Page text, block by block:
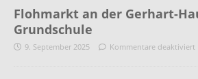
Flohmarkt an der Gerhart-
Grundschule
9. September 2025 Kommentare deaktiviert